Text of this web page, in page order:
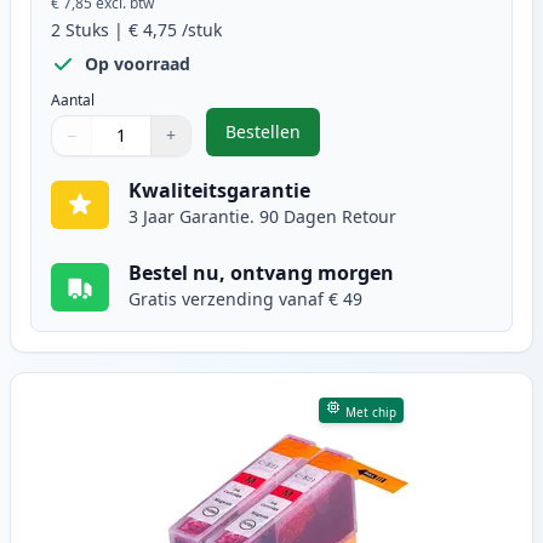
2 Stuks | € 4,75 /stuk
Op voorraad
Aantal
Gebruik de knoppen om aan te passen
− +
1
Bestellen
,2 stuks Canon CLI-521C
Kwaliteitsgarantie
3 Jaar Garantie. 90 Dagen Retour
Bestel nu, ontvang morgen
Gratis verzending vanaf € 49
Met chip